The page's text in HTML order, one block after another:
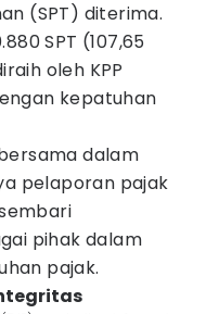
(SPT) diterima.
SPT (107,65
oleh KPP
kepatuhan
dalam
pelaporan pajak
pihak dalam
pajak.